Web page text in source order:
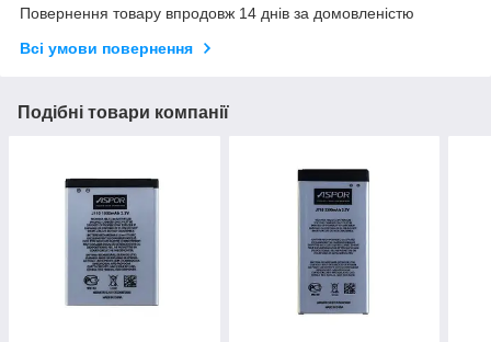
Повернення товару впродовж 14 днів за домовленістю
Всі умови повернення
Подібні товари компанії